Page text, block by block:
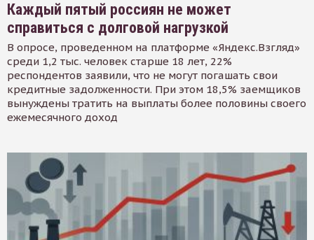
Каждый пятый россиян не может
справиться с долговой нагрузкой
В опросе, проведенном на платформе «Яндекс.Взгляд»
среди 1,2 тыс. человек старше 18 лет, 22%
респондентов заявили, что не могут погашать свои
кредитные задолженности. При этом 18,5% заемщиков
вынуждены тратить на выплаты более половины своего
ежемесячного доход